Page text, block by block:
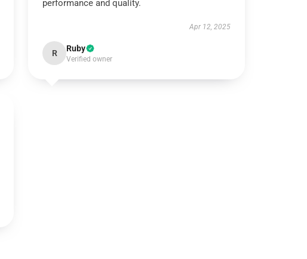
performance and quality.
Apr 12, 2025
R Ruby
Verified owner